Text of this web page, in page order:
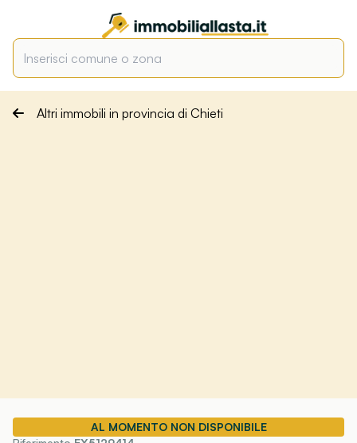
Altri immobili in provincia di Chieti
AL MOMENTO NON DISPONIBILE